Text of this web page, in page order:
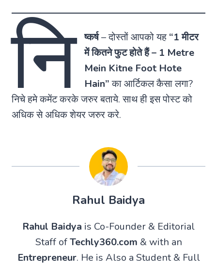
नि ष्कर्ष–दोस्तों आपको यह“1 मीटर
में कितने फुट होते हैं – 1 Metre
Mein Kitne Foot Hote
Hain”का आर्टिकल कैसा लगा?
निचे हमे कमेंट करके जरुर बताये. साथ ही इस पोस्ट को
अधिक से अधिक शेयर जरुर करे.
Rahul Baidya
Rahul Baidya is Co-Founder & Editorial
Staff ofTechly360.com & with an
Entrepreneur. He is Also a Student & Full